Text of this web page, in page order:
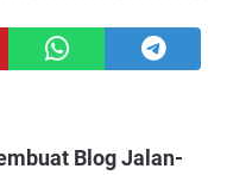
Blog Jalan-